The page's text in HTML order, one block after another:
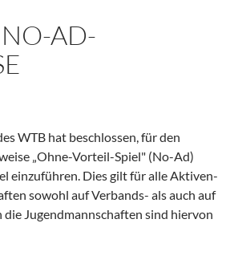
AD-
WTB hat beschlossen, für den
„Ohne-Vorteil-Spiel" (No-Ad)
einzuführen. Dies gilt für alle Aktiven-
sowohl auf Verbands- als auch auf
die Jugendmannschaften sind hiervon